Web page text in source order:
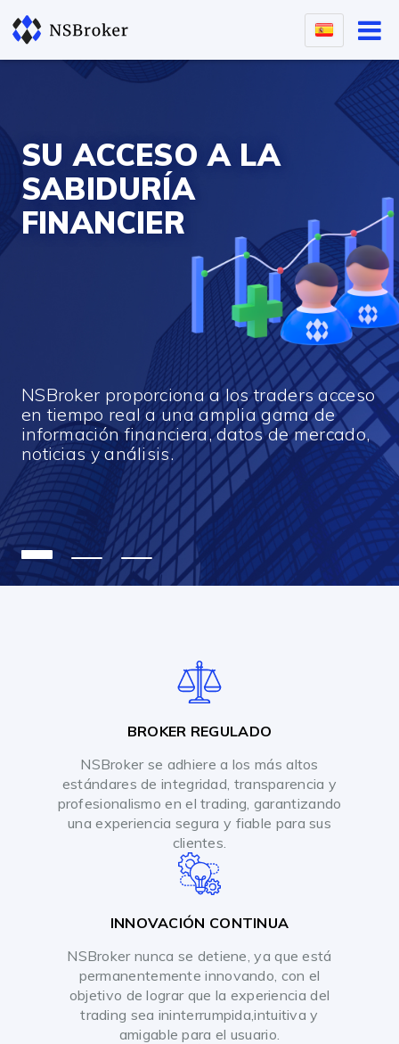
SU ACCESO A LA
SABIDURÍA
FINANCIER
NSBroker proporciona a los traders acceso
en tiempo real a una amplia gama de
información financiera, datos de mercado,
noticias y análisis.
BROKER REGULADO
NSBroker se adhiere a los más altos
estándares de integridad, transparencia y
profesionalismo en el trading, garantizando
una experiencia segura y fiable para sus
clientes.
INNOVACIÓN CONTINUA
NSBroker nunca se detiene, ya que está
permanentemente innovando, con el
objetivo de lograr que la experiencia del
trading sea ininterrumpida,intuitiva y
amigable para el usuario.